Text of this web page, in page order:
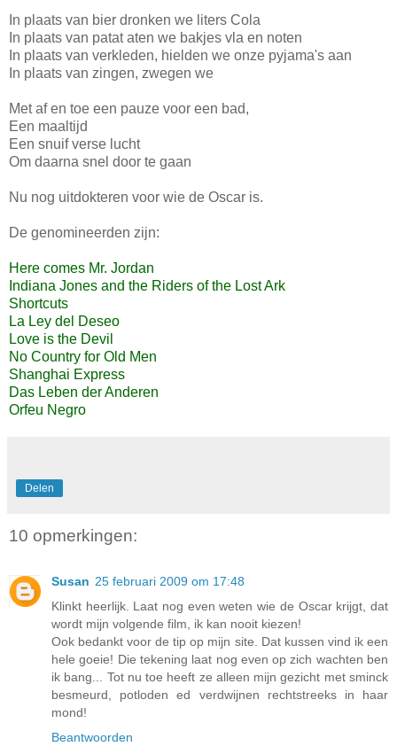
In plaats van bier dronken we liters Cola
In plaats van patat aten we bakjes vla en noten
In plaats van verkleden, hielden we onze pyjama's aan
In plaats van zingen, zwegen we
Met af en toe een pauze voor een bad,
Een maaltijd
Een snuif verse lucht
Om daarna snel door te gaan
Nu nog uitdokteren voor wie de Oscar is.
De genomineerden zijn:
Here comes Mr. Jordan
Indiana Jones and the Riders of the Lost Ark
Shortcuts
La Ley del Deseo
Love is the Devil
No Country for Old Men
Shanghai Express
Das Leben der Anderen
Orfeu Negro
Delen
10 opmerkingen:
Susan 25 februari 2009 om 17:48
Klinkt heerlijk. Laat nog even weten wie de Oscar krijgt, dat
wordt mijn volgende film, ik kan nooit kiezen!
Ook bedankt voor de tip op mijn site. Dat kussen vind ik een
hele goeie! Die tekening laat nog even op zich wachten ben
ik bang... Tot nu toe heeft ze alleen mijn gezicht met sminck
besmeurd, potloden ed verdwijnen rechtstreeks in haar
mond!
Beantwoorden